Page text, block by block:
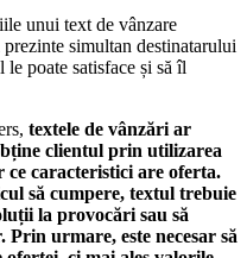
unui text de vânzare
prezinte simultan destinatarului
poate satisface și să îl
textele de vânzări ar
clientul prin utilizarea
caracteristici are oferta.
să cumpere, textul trebuie
la provocări sau să
urmare, este necesar să